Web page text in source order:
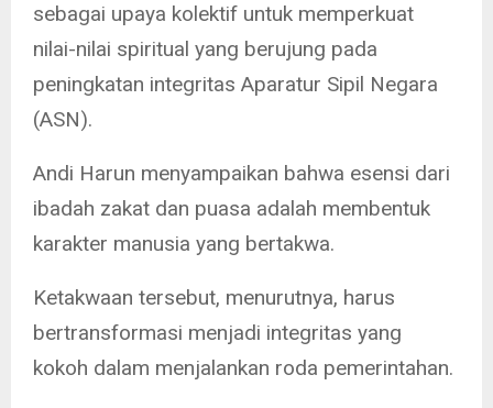
sebagai upaya kolektif untuk memperkuat
nilai-nilai spiritual yang berujung pada
peningkatan integritas Aparatur Sipil Negara
(ASN).
Andi Harun menyampaikan bahwa esensi dari
ibadah zakat dan puasa adalah membentuk
karakter manusia yang bertakwa.
Ketakwaan tersebut, menurutnya, harus
bertransformasi menjadi integritas yang
kokoh dalam menjalankan roda pemerintahan.